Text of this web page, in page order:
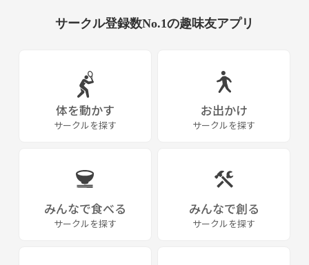
サークル登録数No.1の趣味友アプリ
体を動かす
サークルを探す
お出かけ
サークルを探す
みんなで食べる
サークルを探す
みんなで創る
サークルを探す